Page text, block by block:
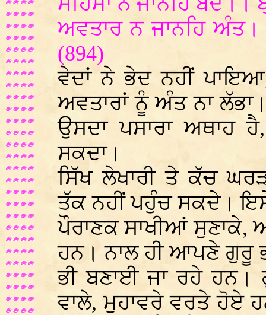
ਅਵਤਾਰ ਨ ਜਾਨਹਿ
(894)
ਵੇਦਾਂ ਨੇ ਭੇਦ ਨਹੀਂ
ਅਵਤਾਰਾਂ ਨੂੰ ਅੰਤ ਨਾ
ਉਸਦਾ ਪਸਾਰਾ ਅਥਾਹ
ਸਕਦਾ।
ਸਿੱਖ ਲੇਖਾਰੀ ਤੇ ਕੱਚ
ਤੱਕ ਨਹੀਂ ਪਹੁੰਚ ਸਕਦੇ।
ਪੌਰਾਣਕ ਸਾਖੀਆਂ ਸੁਣਾਕੇ,
ਹਨ। ਨਾਲ ਹੀ ਆਪਣੇ ਗੁਰੂ
ਭੀ ਬਣਾਈ ਜਾ ਰਹੇ ਹਨ।
ਵਾਲੇ, ਮੁਹਾਵਰੇ ਵਰਤੇ ਹੋਏ